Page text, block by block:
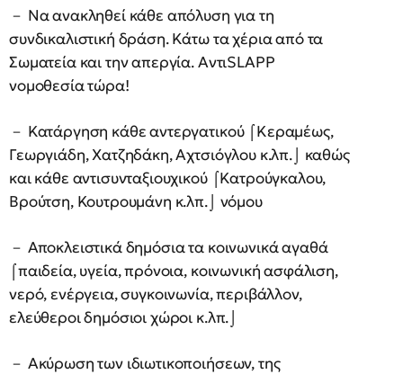
－ Να ανακληθεί κάθε απόλυση για τη
συνδικαλιστική δράση. Κάτω τα χέρια από τα
Σωματεία και την απεργία. ΑντιSLAPP
νομοθεσία τώρα!
－ Κατάργηση κάθε αντεργατικού ⌠Κεραμέως,
Γεωργιάδη, Χατζηδάκη, Αχτσιόγλου κ.λπ.⌡ καθώς
και κάθε αντισυνταξιουχικού ⌠Κατρούγκαλου,
Βρούτση, Κουτρουμάνη κ.λπ.⌡ νόμου
－ Αποκλειστικά δημόσια τα κοινωνικά αγαθά
⌠παιδεία, υγεία, πρόνοια, κοινωνική ασφάλιση,
νερό, ενέργεια, συγκοινωνία, περιβάλλον,
ελεύθεροι δημόσιοι χώροι κ.λπ.⌡
－ Ακύρωση των ιδιωτικοποιήσεων, της